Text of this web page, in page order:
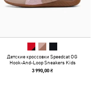
Детские кроссовки Speedcat OG
Hook-And-Loop Sneakers Kids
3 990,00 ₴